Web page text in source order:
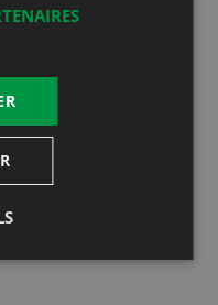
World
time just
memories